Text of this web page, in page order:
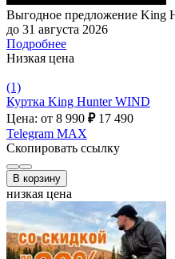
Выгодное предложение King
до 31 августа 2026
Подробнее
Низкая цена
(1)
Куртка King Hunter WIND
Цена: от 8 990 ₽ 17 490
Telegram MAX
Скопировать ссылку
В корзину
низкая цена